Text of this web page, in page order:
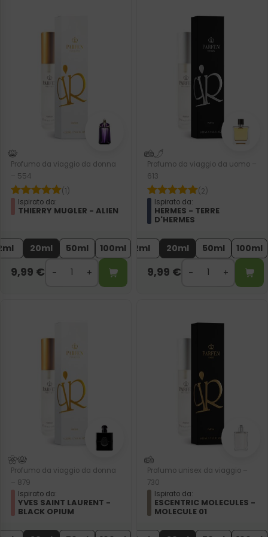
Profumo da viaggio da donna
– 554
(1)
Ispirato da:
THIERRY MUGLER - ALIEN
20ml 50ml 100ml
9,99 €
Profumo da viaggio da uomo –
613
(2)
Ispirato da:
HERMES - TERRE
D'HERMES
2ml 20ml 50ml 100ml
9,99 €
Profumo da viaggio da donna
– 879
Ispirato da:
YVES SAINT LAURENT -
BLACK OPIUM
Profumo unisex da viaggio –
730
Ispirato da:
ESCENTRIC MOLECULES -
MOLECULE 01